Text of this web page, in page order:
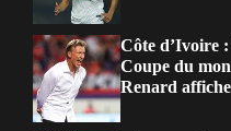
Côte d’Ivoire
Coupe du
Renard